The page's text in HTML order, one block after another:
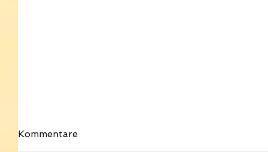
Kommentare